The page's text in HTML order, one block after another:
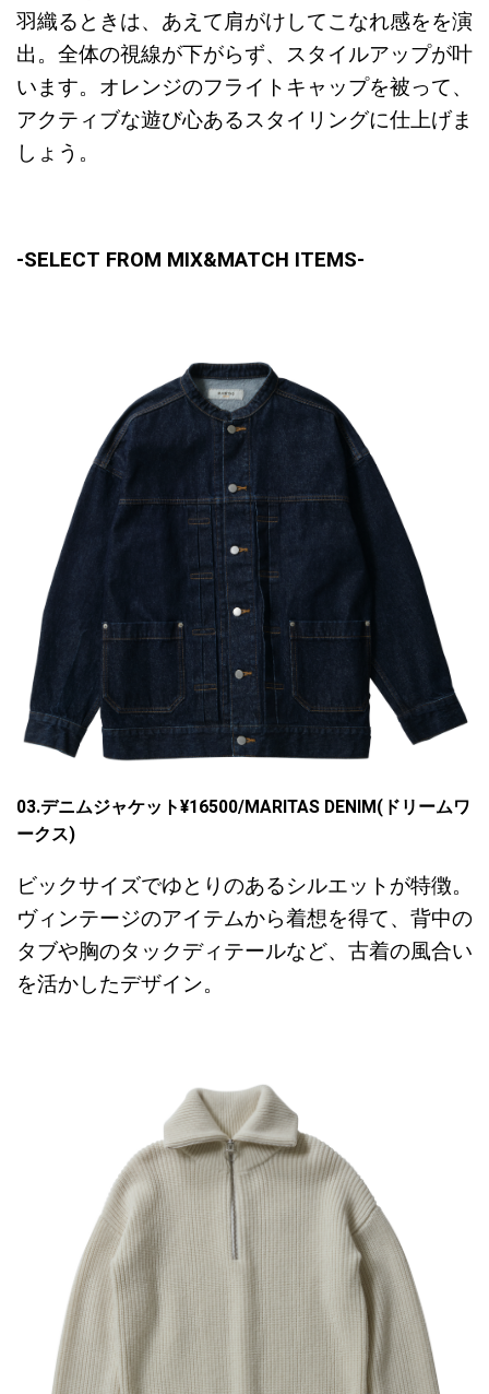
羽織るときは、あえて肩がけしてこなれ感をを演
出。全体の視線が下がらず、スタイルアップが叶
います。オレンジのフライトキャップを被って、
アクティブな遊び心あるスタイリングに仕上げま
しょう。
-SELECT FROM MIX&MATCH ITEMS-
03.デニムジャケット¥16500/MARITAS DENIM(ドリームワ
ークス)
ビックサイズでゆとりのあるシルエットが特徴。
ヴィンテージのアイテムから着想を得て、背中の
タブや胸のタックディテールなど、古着の風合い
を活かしたデザイン。